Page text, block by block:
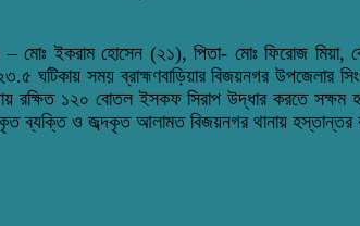
মোঃ ইকরাম হোসেন (২১), পিতা- মোঃ ফিরোজ মিয়া,
ঘটিকায় সময় ব্রাহ্মণবাড়িয়ার বিজয়নগর উপজেলার
রক্ষিত ১২০ বোতল ইসকফ সিরাপ উদ্ধার করতে
ব্যক্তি ও জব্দকৃত আলামত বিজয়নগর থানায় হস্তান্তর